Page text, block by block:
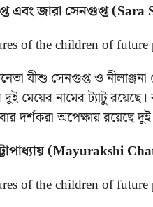
এবং জারা সেনগুপ্ত
যীশু সেনগুপ্ত ও
মেয়ের নামের ট্যাটু
দর্শকরা অপেক্ষায় রয়েছে
(Mayurakshi